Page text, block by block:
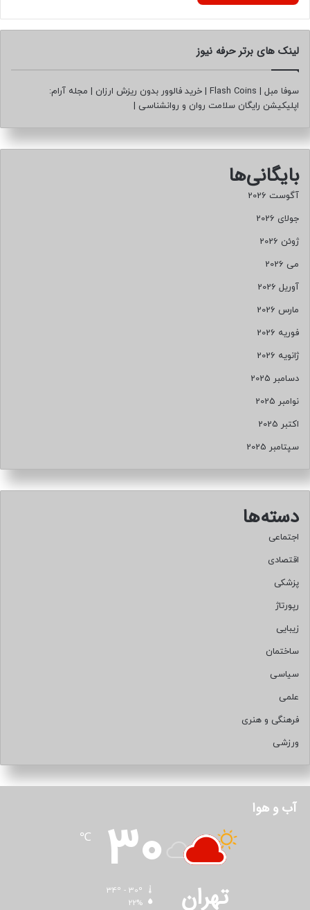
لینک های برتر حرفه نیوز
سوفا مبل |
Flash Coins
| خرید فالوور بدون ریزش ارزان | مجله آرام:
اپلیکیشن رایگان سلامت روان و روانشناسی |
بایگانی‌ها
آگوست 2026
جولای 2026
ژوئن 2026
می 2026
آوریل 2026
مارس 2026
فوریه 2026
ژانویه 2026
دسامبر 2025
نوامبر 2025
اکتبر 2025
سپتامبر 2025
دسته‌ها
اجتماعی
اقتصادی
پزشکی
رپورتاژ
زیبایی
ساختمان
سیاسی
علمی
فرهنگی و هنری
ورزشی
آب و هوا
تهران
30
℃
22%